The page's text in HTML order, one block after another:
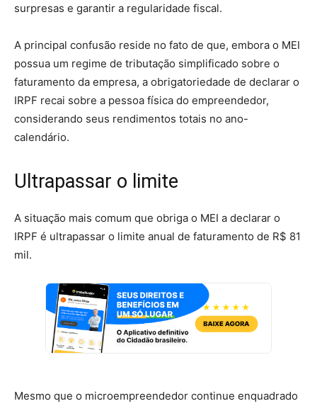
surpresas e garantir a regularidade fiscal.
A principal confusão reside no fato de que, embora o MEI
possua um regime de tributação simplificado sobre o
faturamento da empresa, a obrigatoriedade de declarar o
IRPF recai sobre a pessoa física do empreendedor,
considerando seus rendimentos totais no ano-
calendário.
Ultrapassar o limite
A situação mais comum que obriga o MEI a declarar o
IRPF é ultrapassar o limite anual de faturamento de R$ 81
mil.
Mesmo que o microempreendedor continue enquadrado